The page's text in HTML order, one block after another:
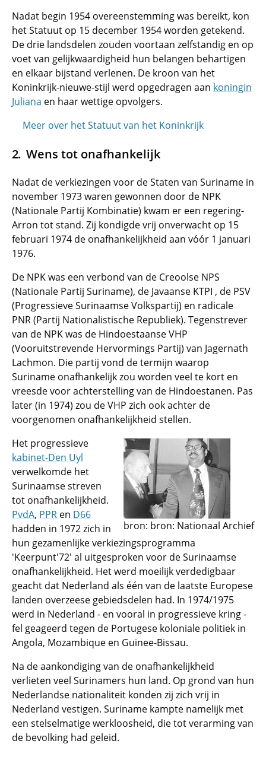
Nadat begin 1954 overeenstemming was bereikt, kon
het Statuut op 15 december 1954 worden getekend.
De drie landsdelen zouden voortaan zelfstandig en op
voet van gelijkwaardigheid hun belangen behartigen
en elkaar bijstand verlenen. De kroon van het
Koninkrijk-nieuwe-stijl werd opgedragen aan koningin
Juliana en haar wettige opvolgers.
Meer over het Statuut van het Koninkrijk
Wens tot onafhankelijk
Nadat de verkiezingen voor de Staten van Suriname in
november 1973 waren gewonnen door de NPK
(Nationale Partij Kombinatie) kwam er een regering-
Arron tot stand. Zij kondigde vrij onverwacht op 15
februari 1974 de onafhankelijkheid aan vóór 1 januari
1976.
De NPK was een verbond van de Creoolse NPS
(Nationale Partij Suriname), de Javaanse KTPI , de PSV
(Progressieve Surinaamse Volkspartij) en radicale
PNR (Partij Nationalistische Republiek). Tegenstrever
van de NPK was de Hindoestaanse VHP
(Vooruitstrevende Hervormings Partij) van Jagernath
Lachmon. Die partij vond de termijn waarop
Suriname onafhankelijk zou worden veel te kort en
vreesde voor achterstelling van de Hindoestanen. Pas
later (in 1974) zou de VHP zich ook achter de
voorgenomen onafhankelijkheid stellen.
bron: bron: Nationaal Archief
Het progressieve
kabinet-Den Uyl
verwelkomde het
Surinaamse streven
tot onafhankelijkheid.
PvdA, PPR en D66
hadden in 1972 zich in
hun gezamenlijke verkiezingsprogramma
'Keerpunt'72' al uitgesproken voor de Surinaamse
onafhankelijkheid. Het werd moeilijk verdedigbaar
geacht dat Nederland als één van de laatste Europese
landen overzeese gebiedsdelen had. In 1974/1975
werd in Nederland - en vooral in progressieve kring -
fel geageerd tegen de Portugese koloniale politiek in
Angola, Mozambique en Guinee-Bissau.
Na de aankondiging van de onafhankelijkheid
verlieten veel Surinamers hun land. Op grond van hun
Nederlandse nationaliteit konden zij zich vrij in
Nederland vestigen. Suriname kampte namelijk met
een stelselmatige werkloosheid, die tot verarming van
de bevolking had geleid.